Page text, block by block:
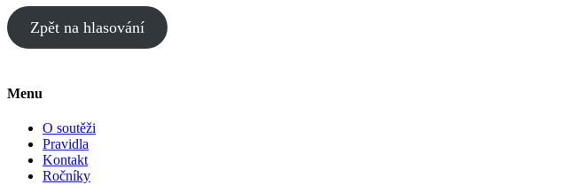
Zpět na hlasování
Menu
O soutěži
Pravidla
Kontakt
Ročníky